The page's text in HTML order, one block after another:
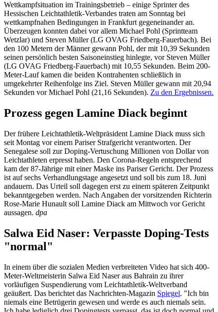
Wettkampfsituation im Trainingsbetrieb – einige Sprinter des
Hessischen Leichtathletik-Verbandes traten am Sonntag bei
wettkampfnahen Bedingungen in Frankfurt gegeneinander an.
Überzeugen konnten dabei vor allem Michael Pohl (Sprintteam
Wetzlar) und Steven Müller (LG OVAG Friedberg-Fauerbach). Bei
den 100 Metern der Männer gewann Pohl, der mit 10,39 Sekunden
seinen persönlich besten Saisoneinstieg hinlegte, vor Steven Müller
(LG OVAG Friedberg-Fauerbach) mit 10,55 Sekunden. Beim 200-
Meter-Lauf kamen die beiden Kontrahenten schließlich in
umgekehrter Reihenfolge ins Ziel. Steven Müller gewann mit 20,94
Sekunden vor Michael Pohl (21,16 Sekunden). Zu den Ergebnissen.
Prozess gegen Lamine Diack beginnt
Der frühere Leichtathletik-Weltpräsident Lamine Diack muss sich
seit Montag vor einem Pariser Strafgericht verantworten. Der
Senegalese soll zur Doping-Vertuschung Millionen von Dollar von
Leichtathleten erpresst haben. Den Corona-Regeln entsprechend
kam der 87-Jährige mit einer Maske ins Pariser Gericht. Der Prozess
ist auf sechs Verhandlungstage angesetzt und soll bis zum 18. Juni
andauern. Das Urteil soll dagegen erst zu einem späteren Zeitpunkt
bekanntgegeben werden. Nach Angaben der vorsitzenden Richterin
Rose-Marie Hunault soll Lamine Diack am Mittwoch vor Gericht
aussagen. dpa
Salwa Eid Naser: Verpasste Doping-Tests
"normal"
In einem über die sozialen Medien verbreiteten Video hat sich 400-
Meter-Weltmeisterin Salwa Eid Naser aus Bahrain zu ihrer
vorläufigen Suspendierung vom Leichtathletik-Weltverband
geäußert. Das berichtet das Nachrichten-Magazin Spiegel. "Ich bin
niemals eine Betrügerin gewesen und werde es auch niemals sein.